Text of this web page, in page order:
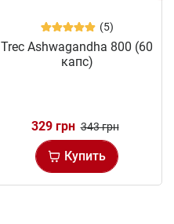
(5)
Trec Ashwagandha 800 (60
капс)
329 грн 343 грн
Купить